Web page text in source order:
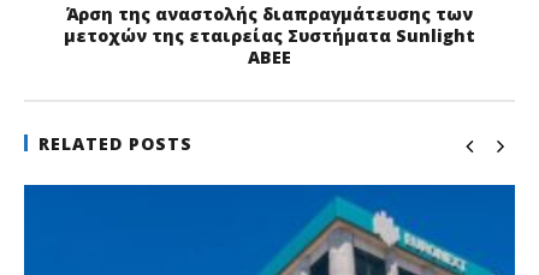
Άρση της αναστολής διαπραγμάτευσης των
μετοχών της εταιρείας Συστήματα Sunlight
ΑΒΕΕ
RELATED POSTS